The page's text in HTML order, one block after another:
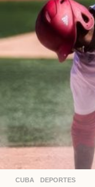
CUBA ,DEPORTES